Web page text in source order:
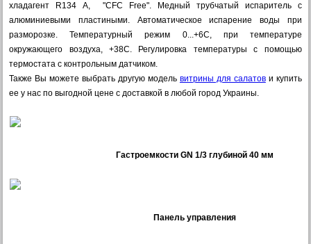
хладагент R134 А, "CFC Free". Медный трубчатый испаритель с
алюминиевыми пластиными. Автоматическое испарение воды при
разморозке. Температурный режим 0...+6С, при температуре
окружающего воздуха, +38С. Регулировка температуры с помощью
термостата с контрольным датчиком.
Также Вы можете выбрать другую модель витрины для салатови купить
ее у нас по выгодной цене с доставкой в любой город Украины.
Гастроемкости GN 1/3 глубиной 40 мм
Панель управления